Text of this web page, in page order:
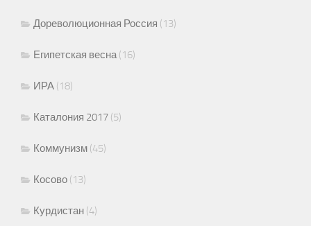
Дореволюционная Россия (13)
Египетская весна(16)
ИРА (18)
Каталония 2017 (5)
Коммунизм (45)
Косово (13)
Курдистан (4)